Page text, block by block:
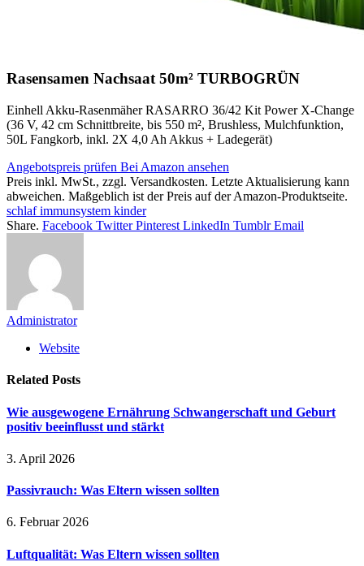
Rasensamen Nachsaat 50m² TURBOGRÜN
Einhell Akku-Rasenmäher RASARRO 36/42 Kit Power X-Change
(36 V, 42 cm Schnittbreite, bis 550 m², Brushless, Mulchfunktion,
50L Fangkorb, inkl. 2X 4,0 Ah Akkus + Ladegerät)
Angebotspreis prüfen Bei Amazon ansehen
Preis inkl. MwSt., zzgl. Versandkosten. Letzte Aktualisierung kann
abweichen. Maßgeblich ist der Preis auf der Amazon-Produktseite.
schlaf immunsystem kinder
Share. Facebook Twitter Pinterest LinkedIn Tumblr Email
Administrator
Website
Related Posts
Wie ausgewogene Ernährung Schwangerschaft und Geburt
positiv beeinflusst und stärkt
3. April 2026
Passivrauch: Was Eltern wissen sollten
6. Februar 2026
Luftqualität: Was Eltern wissen sollten